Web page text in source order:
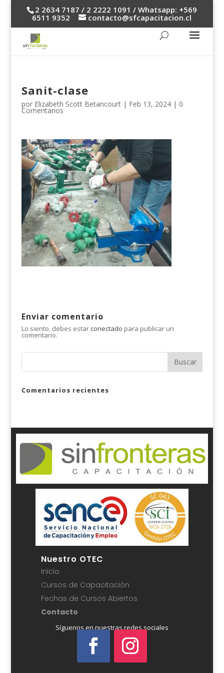
2 2634 7187 / 2 2222 1091 / Whatsapp: +569
6511 9352
contacto@sfcapacitacion.cl
Sanit-clase
por Elizabeth Scott Betancourt| Feb 13, 2024| 0
Comentarios
Enviar comentario
Lo siento, debes estar conectado para publicar un
comentario.
Comentarios recientes
Nuestro OTEC
Inicio
Cursos de Capacitación
Fechas de Cursos Abiertos
Contacto
Síguenos en nuestras redes sociales